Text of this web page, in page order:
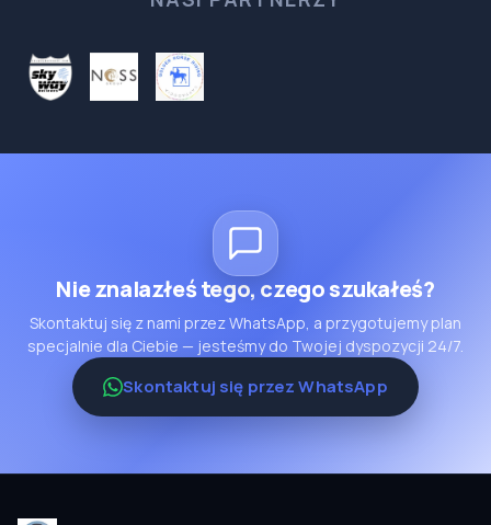
Nie znalazłeś tego, czego szukałeś?
Skontaktuj się z nami przez WhatsApp, a przygotujemy plan
specjalnie dla Ciebie — jesteśmy do Twojej dyspozycji 24/7.
Skontaktuj się przez WhatsApp